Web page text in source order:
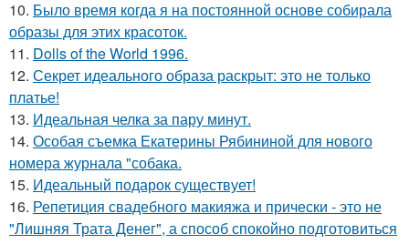
10. Было время когда я на постоянной основе собирала
образы для этих красоток.
11. Dolls of the World 1996.
12. Секрет идеального образа раскрыт: это не только
платье!
13. Идеальная челка за пару минут.
14. Особая съемка Екатерины Рябининой для нового
номера журнала "собака.
15. Идеальный подарок существует!
16. Репетиция свадебного макияжа и прически - это не
"Лишняя Трата Денег", а способ спокойно подготовиться